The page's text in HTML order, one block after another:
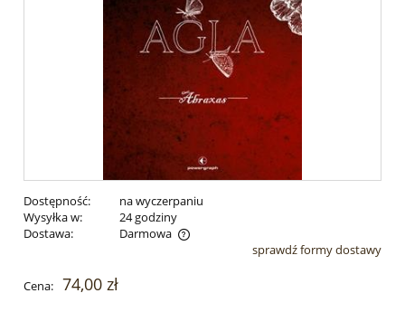
Dostępność:
na wyczerpaniu
Wysyłka w:
24 godziny
Dostawa:
Darmowa
Cena nie zawiera ewentualnych kosztów płatnościsprawdź formy dostawy
Cena: 74,00 zł